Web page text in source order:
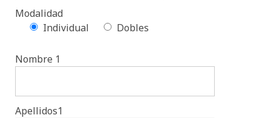
Modalidad
Individual
Dobles
Nombre 1
Apellidos1